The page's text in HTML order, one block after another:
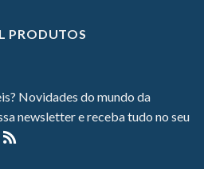
PRODUTOS
Novidades do mundo da
newsletter e receba tudo no seu